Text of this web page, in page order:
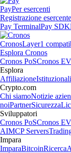
PayPer esercenti
Registrazione esercente
Pay TerminalPay SDK
CronosLayer1
Esplora Cronos
Cronos PoSCronos
Esplora
AffiliazioneIstituzionali
Crypto.com
Chi siamoNotizie
noiPartnerSicurezza
Sviluppatori
Cronos PoSCronos
AIMCP Servers
Impara
ImparaBitcoinRicerca